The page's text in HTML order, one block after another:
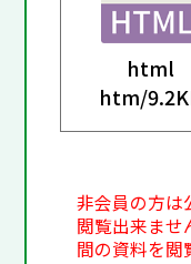
html
htm/
非会員の方は
閲覧出来ませ
間の資料を閲